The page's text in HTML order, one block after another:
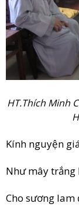
HT.Thích Minh
Kính nguyện
Như mây trắng
Cho sương lam